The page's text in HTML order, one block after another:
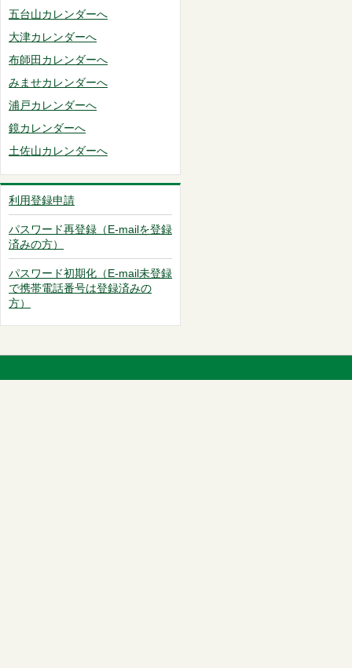
五台山カレンダーへ
大津カレンダーへ
布師田カレンダーへ
みませカレンダーへ
浦戸カレンダーへ
鏡カレンダーへ
土佐山カレンダーへ
利用登録申請
パスワード再登録（E-mailを登録
済みの方）
パスワード初期化（E-mail未登録
で携帯電話番号は登録済みの
方）